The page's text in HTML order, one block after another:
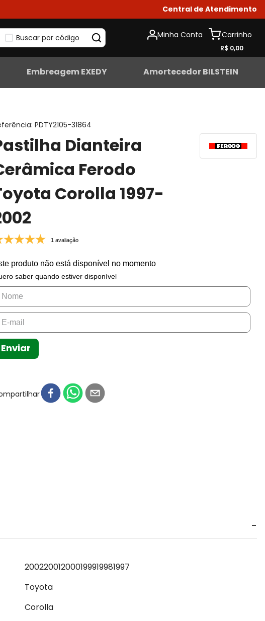
Central de Atendimento
Buscar por código Minha Conta
R$ 0,00
Embreagem EXEDY Amortecedor BILSTEIN
:PDTY2105-31864
Dianteira
Ferodo
Corolla 1997-
1 avaliação
produto não está disponível no momento
saber quando estiver disponível
Enviar
200220012000199919981997
Toyota
Corolla